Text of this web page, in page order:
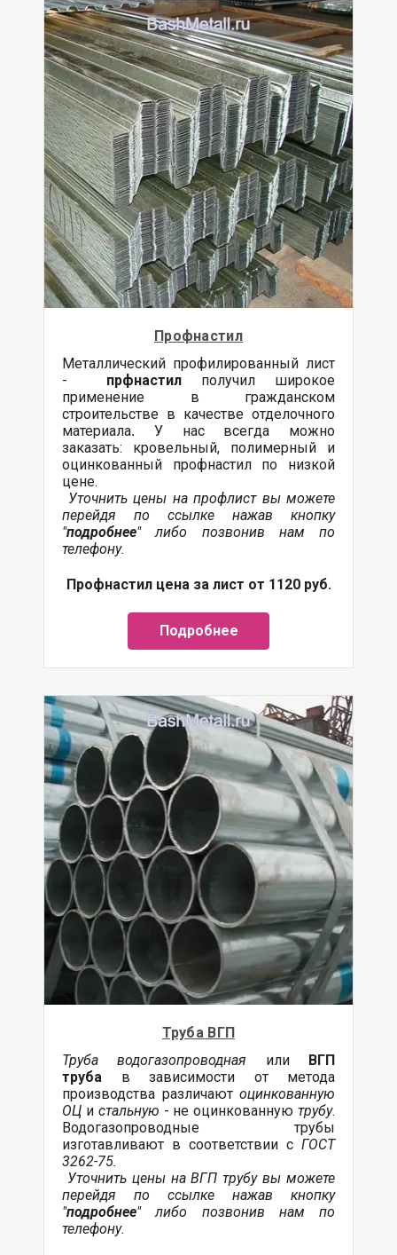
Профнастил
Металлический профилированный лист
- прфнастил получил широкое
применение в гражданском
строительстве в качестве отделочного
материала. У нас всегда можно
заказать: кровельный, полимерный и
оцинкованный профнастил по низкой
цене.
Уточнить цены на профлист вы можете
перейдя по ссылке нажав кнопку
"подробнее" либо позвонив нам по
телефону.
Профнастил цена за лист от 1120 руб.
Подробнее
Труба ВГП
Труба водогазопроводная или ВГП
труба в зависимости от метода
производства различают оцинкованную
ОЦ и стальную - не оцинкованнуютрубу.
Водогазопроводные трубы
изготавливают в соответствии с ГОСТ
3262-75.
Уточнить цены на ВГП трубу вы можете
перейдя по ссылке нажав кнопку
"подробнее" либо позвонив нам по
телефону.